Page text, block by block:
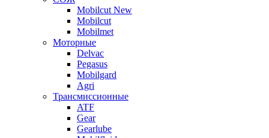
Mobilcut New
Mobilcut
Mobilmet
Моторные
Delvac
Pegasus
Mobilgard
Agri
Трансмиссионные
ATF
Gear
Gearlube